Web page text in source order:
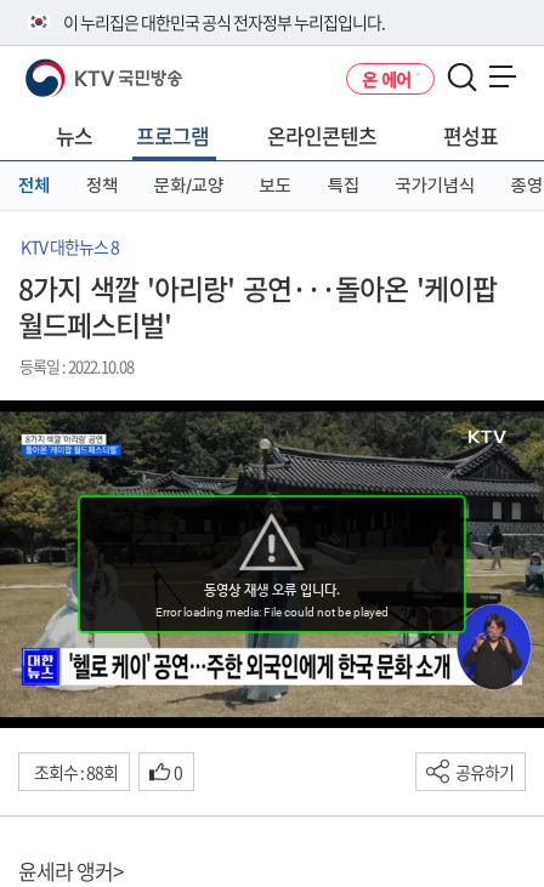
이 누리집은 대한민국 공식 전자정부 누리집입니다.
공식 누리집 주소 확인하기
니다.
이밖에 or.kr 또는 .kr등 다른 도메인 주소를 사용하고 있다면 아래 URL에
서 도메인 주소를 확인해 보세요
KTV 국민방송 온 에어
뉴스 프로그램 온라인콘텐츠 편성표
전체 정책 문화/교양 보도 특집 국가기념식 종영
KTV 대한뉴스 8
8가지 색깔 '아리랑' 공연···돌아온 '케이팝
월드페스티벌'
등록일 : 2022.10.08
조회수 : 88회 0 공유하기
윤세라 앵커>